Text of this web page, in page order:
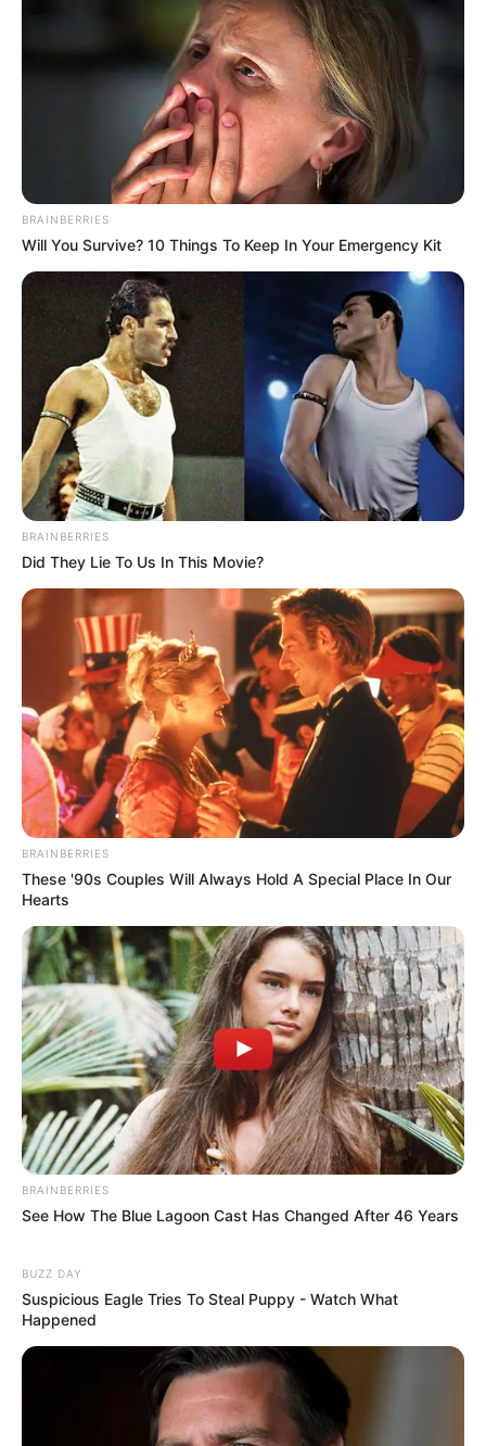
BRAINBERRIES
Will You Survive? 10 Things To Keep In Your Emergency Kit
BRAINBERRIES
Did They Lie To Us In This Movie?
BRAINBERRIES
These '90s Couples Will Always Hold A Special Place In Our
Hearts
BRAINBERRIES
See How The Blue Lagoon Cast Has Changed After 46 Years
BUZZ DAY
Suspicious Eagle Tries To Steal Puppy - Watch What
Happened